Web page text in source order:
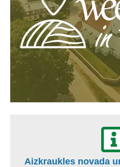
Aizkraukles novada